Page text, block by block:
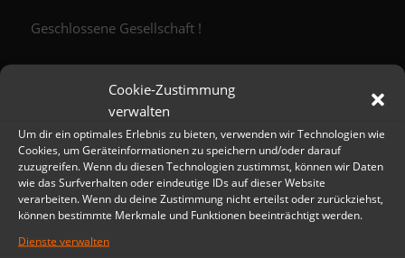
Cookie-Zustimmung
verwalten
Um dir ein optimales Erlebnis zu bieten, verwenden wir Technologien wie
Cookies, um Geräteinformationen zu speichern und/oder darauf
zuzugreifen. Wenn du diesen Technologien zustimmst, können wir Daten
wie das Surfverhalten oder eindeutige IDs auf dieser Website
verarbeiten. Wenn du deine Zustimmung nicht erteilst oder zurückziehst,
können bestimmte Merkmale und Funktionen beeinträchtigt werden.
Dienste verwalten
Geschlossene Gesellschaft !
Beitragsnavigation
Vorheriger
Beitrag:
Brauhaus Ernst August
NÄCHSTER
Nächster
Beitrag:
Brauhaus Ernst August